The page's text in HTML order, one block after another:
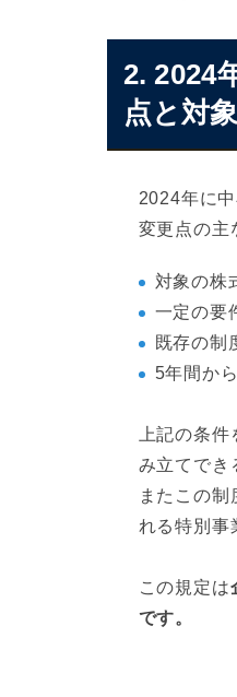
2. 2024
点と対
2024年に
変更点の主
対象の株
一定の要
既存の制
5年間か
上記の条
み立てでき
またこの
れる特別事
この規定は
です。